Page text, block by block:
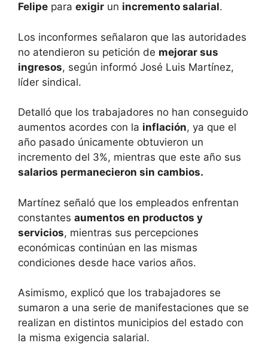
Felipe para exigir un incremento salarial.
Los inconformes señalaron que las autoridades
no atendieron su petición de mejorar sus
ingresos, según informó José Luis Martínez,
líder sindical.
Detalló que los trabajadores no han conseguido
aumentos acordes con la inflación, ya que el
año pasado únicamente obtuvieron un
incremento del 3%, mientras que este año sus
salarios permanecieron sin cambios.
Martínez señaló que los empleados enfrentan
constantes aumentos en productos y
servicios, mientras sus percepciones
económicas continúan en las mismas
condiciones desde hace varios años.
Asimismo, explicó que los trabajadores se
sumaron a una serie de manifestaciones que se
realizan en distintos municipios del estado con
la misma exigencia salarial.